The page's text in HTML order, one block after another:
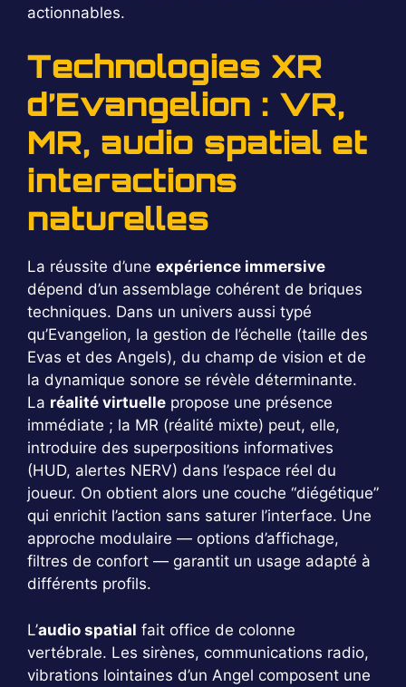
actionnables.
Technologies XR
d’Evangelion : VR,
MR, audio spatial et
interactions
naturelles
La réussite d’une expérience immersive
dépend d’un assemblage cohérent de briques
techniques. Dans un univers aussi typé
qu’Evangelion, la gestion de l’échelle (taille des
Evas et des Angels), du champ de vision et de
la dynamique sonore se révèle déterminante.
La réalité virtuelle propose une présence
immédiate ; la MR (réalité mixte) peut, elle,
introduire des superpositions informatives
(HUD, alertes NERV) dans l’espace réel du
joueur. On obtient alors une couche “diégétique”
qui enrichit l’action sans saturer l’interface. Une
approche modulaire — options d’affichage,
filtres de confort — garantit un usage adapté à
différents profils.
L’audio spatial fait office de colonne
vertébrale. Les sirènes, communications radio,
vibrations lointaines d’un Angel composent une